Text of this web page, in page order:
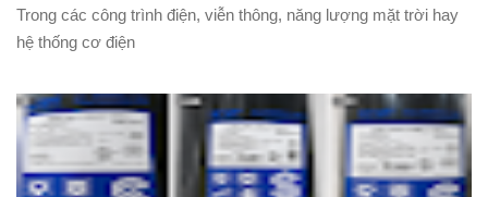
Trong các công trình điện, viễn thông, năng lượng mặt trời hay
hệ thống cơ điện